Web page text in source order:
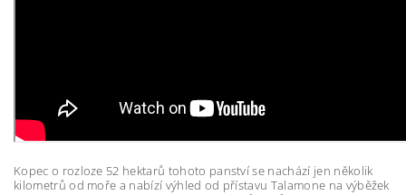
Kopec o rozloze 52 hektarů tohoto panství se nachází jen několik
kilometrů od moře a nabízí výhled od přístavu Talamone na výběžek